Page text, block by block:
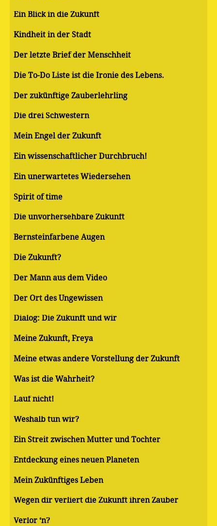
Ein Blick in die Zukunft
Kindheit in der Stadt
Der letzte Brief der Menschheit
Die To-Do Liste ist die Ironie des Lebens.
Der zukünftige Zauberlehrling
Die drei Schwestern
Mein Engel der Zukunft
Ein wissenschaftlicher Durchbruch!
Ein unerwartetes Wiedersehen
Spirit of time
Die unvorhersehbare Zukunft
Bernsteinfarbene Augen
Die Zukunft?
Der Mann aus dem Video
Der Ort des Ungewissen
Dialog: Die Zukunft und wir
Meine Zukunft, Freya
Meine etwas andere Vorstellung der Zukunft
Was ist die Wahrheit?
Lauf nicht!
Weshalb tun wir?
Ein Streit zwischen Mutter und Tochter
Entdeckung eines neuen Planeten
Mein Zukünftiges Leben
Wegen dir verliert die Zukunft ihren Zauber
Verlor ‘n?